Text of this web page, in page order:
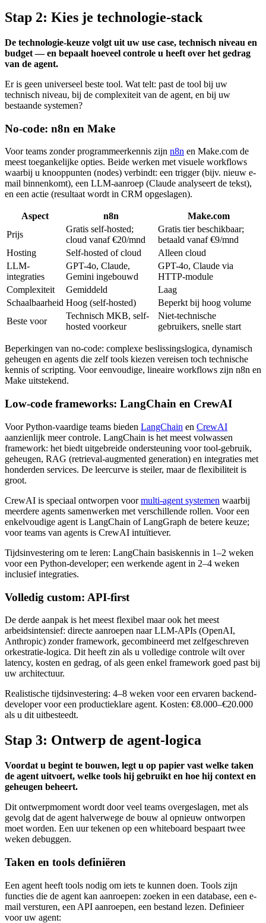
Stap 2: Kies je technologie-stack
De technologie-keuze volgt uit uw use case, technisch niveau en
budget — en bepaalt hoeveel controle u heeft over het gedrag
van de agent.
Er is geen universeel beste tool. Wat telt: past de tool bij uw
technisch niveau, bij de complexiteit van de agent, en bij uw
bestaande systemen?
No-code: n8n en Make
Voor teams zonder programmeerkennis zijn n8n en Make.com de
meest toegankelijke opties. Beide werken met visuele workflows
waarbij u knooppunten (nodes) verbindt: een trigger (bijv. nieuw e-
mail binnenkomt), een LLM-aanroep (Claude analyseert de tekst),
en een actie (resultaat wordt in CRM opgeslagen).
Aspect n8n
Make.com
Prijs
Gratis self-hosted;
cloud vanaf €20/mnd
Gratis tier beschikbaar;
betaald vanaf €9/mnd
Hosting
Self-hosted of cloud
Alleen cloud
LLM-
integraties
GPT-4o, Claude,
Gemini ingebouwd
GPT-4o, Claude via
HTTP-module
Complexiteit
Gemiddeld
Laag
Schaalbaarheid Hoog (self-hosted)
Beperkt bij hoog volume
Beste voor
Technisch MKB, self-
hosted voorkeur
Niet-technische
gebruikers, snelle start
Beperkingen van no-code: complexe beslissingslogica, dynamisch
geheugen en agents die zelf tools kiezen vereisen toch technische
kennis of scripting. Voor eenvoudige, lineaire workflows zijn n8n en
Make uitstekend.
Low-code frameworks: LangChain en CrewAI
Voor Python-vaardige teams bieden LangChain en CrewAI
aanzienlijk meer controle. LangChain is het meest volwassen
framework: het biedt uitgebreide ondersteuning voor tool-gebruik,
geheugen, RAG (retrieval-augmented generation) en integraties met
honderden services. De leercurve is steiler, maar de flexibiliteit is
groot.
CrewAI is speciaal ontworpen voormulti-agent systemen waarbij
meerdere agents samenwerken met verschillende rollen. Voor een
enkelvoudige agent is LangChain of LangGraph de betere keuze;
voor teams van agents is CrewAI intuïtiever.
Tijdsinvestering om te leren: LangChain basiskennis in 1–2 weken
voor een Python-developer; een werkende agent in 2–4 weken
inclusief integraties.
Volledig custom: API-first
De derde aanpak is het meest flexibel maar ook het meest
arbeidsintensief: directe aanroepen naar LLM-APIs (OpenAI,
Anthropic) zonder framework, gecombineerd met zelfgeschreven
orkestratie-logica. Dit heeft zin als u volledige controle wilt over
latency, kosten en gedrag, of als geen enkel framework goed past bij
uw architectuur.
Realistische tijdsinvestering: 4–8 weken voor een ervaren backend-
developer voor een productieklare agent. Kosten: €8.000–€20.000
als u dit uitbesteedt.
Stap 3: Ontwerp de agent-logica
Voordat u begint te bouwen, legt u op papier vast welke taken
de agent uitvoert, welke tools hij gebruikt en hoe hij context en
geheugen beheert.
Dit ontwerpmoment wordt door veel teams overgeslagen, met als
gevolg dat de agent halverwege de bouw al opnieuw ontworpen
moet worden. Een uur tekenen op een whiteboard bespaart twee
weken debuggen.
Taken en tools definiëren
Een agent heeft tools nodig om iets te kunnen doen. Tools zijn
functies die de agent kan aanroepen: zoeken in een database, een e-
mail versturen, een API aanroepen, een bestand lezen. Definieer
voor uw agent: